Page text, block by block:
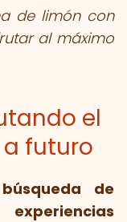
de limón con
al máximo
el
futuro
de